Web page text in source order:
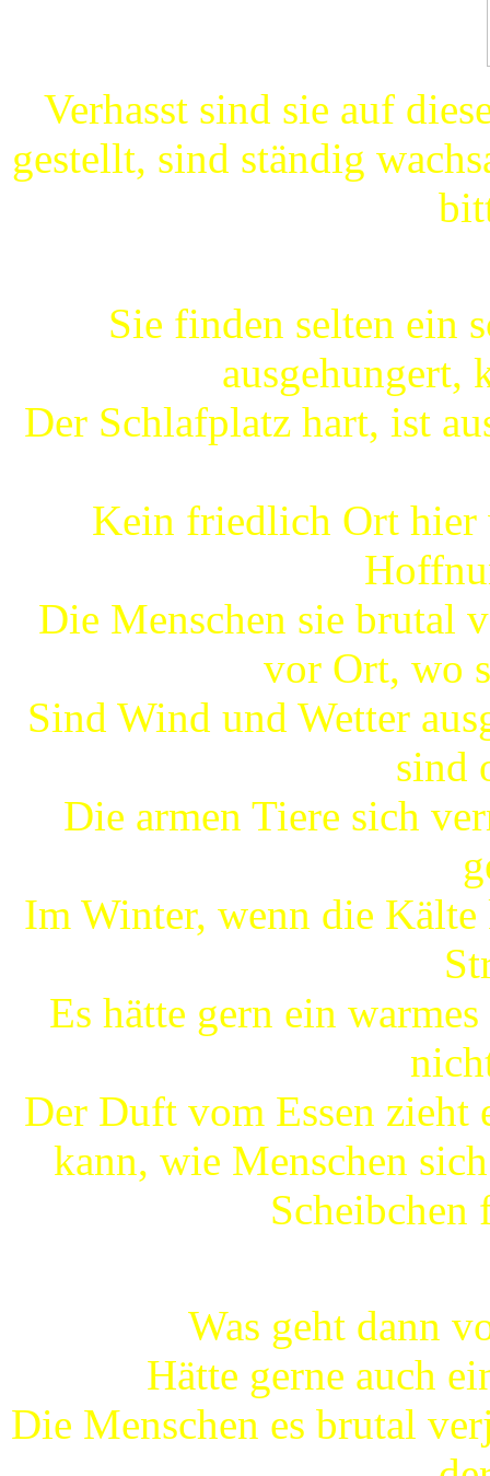
Verhasst sind sie auf
gestellt, sind ständig
Sie finden selten ein
ausgehungert,
Der Schlafplatz hart, ist
Kein friedlich Ort
Die Menschen sie brutal
vor Ort, wo
Sind Wind und Wetter
sind
Die armen Tiere sich
Im Winter, wenn die
Es hätte gern ein
Der Duft vom Essen zieht
kann, wie Menschen
Scheibchen
Was geht dann
Hätte gerne auch
Die Menschen es brutal